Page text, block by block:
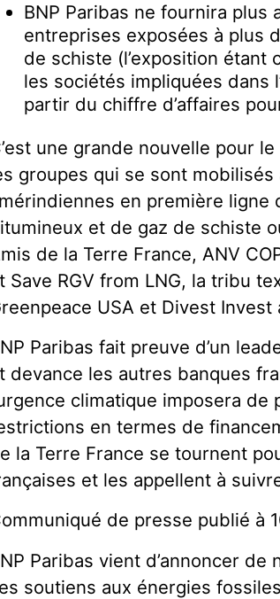
BNP Paribas ne fournira
entreprises exposées à plus
de schiste (l’exposition
les sociétés impliquées dans
partir du chiffre d’affaires
une grande nouvelle pour
groupes qui se sont
en première
et de gaz de schiste
de la Terre France, ANV
Save RGV from LNG, la tribu
USA et Divest Invest
Paribas fait preuve d’un
devance les autres banques
climatique imposera
en termes de
la Terre France se tournent
et les appellent à
de presse publié à
Paribas vient d’annoncer
soutiens aux énergies